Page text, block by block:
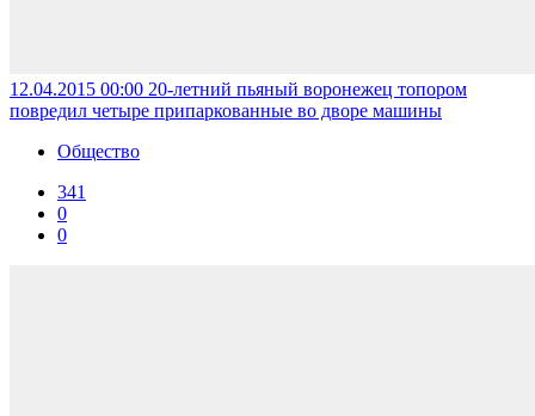
12.04.2015 00:00 20-летний пьяный воронежец топором
повредил четыре припаркованные во дворе машины
Общество
341
0
0